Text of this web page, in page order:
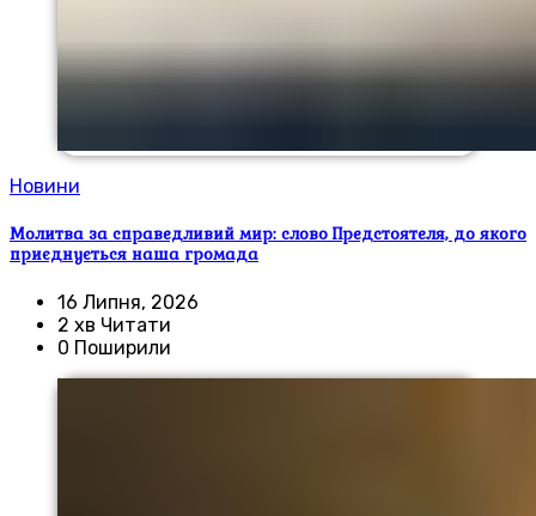
Новини
Молитва за справедливий мир: слово Предстоятеля, до якого
приєднується наша громада
16 Липня, 2026
2 хв Читати
0 Поширили